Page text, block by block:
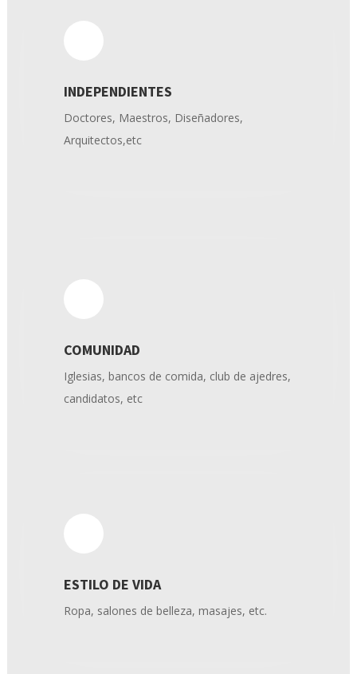
INDEPENDIENTES
Doctores, Maestros, Diseñadores,
Arquitectos,etc
COMUNIDAD
Iglesias, bancos de comida, club de ajedres,
candidatos, etc
ESTILO DE VIDA
Ropa, salones de belleza, masajes, etc.